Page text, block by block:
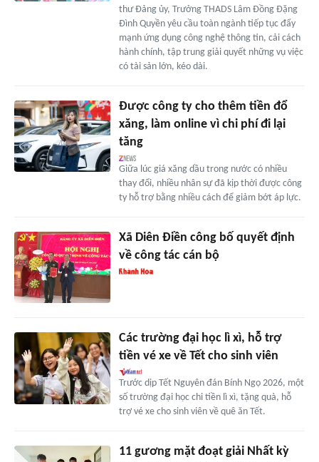
thư Đảng ủy, Trưởng THADS Lâm Đồng Đặng
Đình Quyền yêu cầu toàn ngành tiếp tục đẩy
mạnh ứng dụng công nghệ thông tin, cải cách
hành chính, tập trung giải quyết những vụ việc
có tài sản lớn, kéo dài.
Được công ty cho thêm tiền đổ
xăng, làm online vì chi phí đi lại
tăng
Giữa lúc giá xăng dầu trong nước có nhiều
thay đổi, nhiều nhân sự đã kịp thời được công
ty hỗ trợ bằng nhiều cách để giảm bớt áp lực.
Xã Diên Điền công bố quyết định
về công tác cán bộ
Các trường đại học lì xì, hỗ trợ
tiền vé xe về Tết cho sinh viên
Trước dịp Tết Nguyên đán Bính Ngọ 2026, một
số trường đại học chi tiền lì xì, tặng quà, hỗ
trợ vé xe cho sinh viên về quê ăn Tết.
11 gương mặt đoạt giải Nhất kỳ